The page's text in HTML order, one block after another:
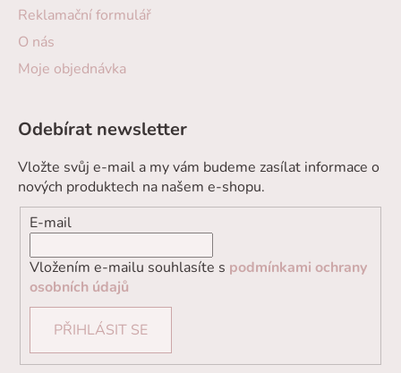
Reklamační formulář
O nás
Moje objednávka
Odebírat newsletter
Vložte svůj e-mail a my vám budeme zasílat informace o
nových produktech na našem e-shopu.
E-mail
Vložením e-mailu souhlasíte s podmínkami ochrany
osobních údajů
PŘIHLÁSIT SE